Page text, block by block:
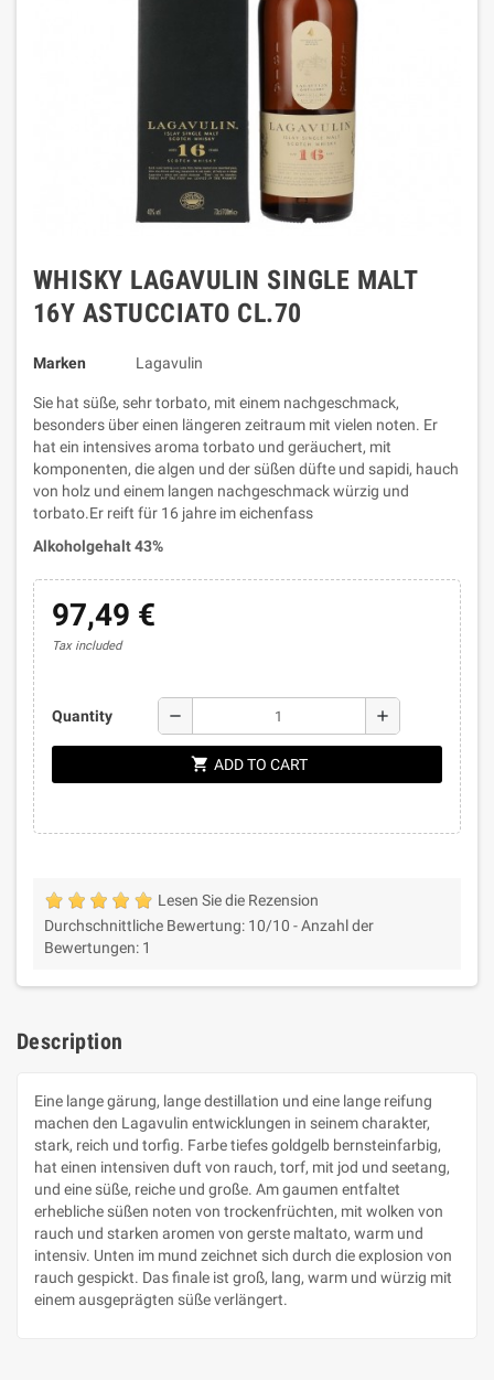
WHISKY LAGAVULIN SINGLE MALT
16Y ASTUCCIATO CL.70
Marken Lagavulin
Sie hat süße, sehr torbato, mit einem nachgeschmack,
besonders über einen längeren zeitraum mit vielen noten. Er
hat ein intensives aroma torbato und geräuchert, mit
komponenten, die algen und der süßen düfte und sapidi, hauch
von holz und einem langen nachgeschmack würzig und
torbato.Er reift für 16 jahre im eichenfass
Alkoholgehalt 43%
97,49 €
Tax included
Quantity remove add
shopping_cart ADD TO CART
Lesen Sie die Rezension
Durchschnittliche Bewertung: 10/10 -Anzahl der
Bewertungen: 1
Description
Eine lange gärung, lange destillation und eine lange reifung
machen den Lagavulin entwicklungen in seinem charakter,
stark, reich und torfig. Farbe tiefes goldgelb bernsteinfarbig,
hat einen intensiven duft von rauch, torf, mit jod und seetang,
und eine süße, reiche und große. Am gaumen entfaltet
erhebliche süßen noten von trockenfrüchten, mit wolken von
rauch und starken aromen von gerste maltato, warm und
intensiv. Unten im mund zeichnet sich durch die explosion von
rauch gespickt. Das finale ist groß, lang, warm und würzig mit
einem ausgeprägten süße verlängert.